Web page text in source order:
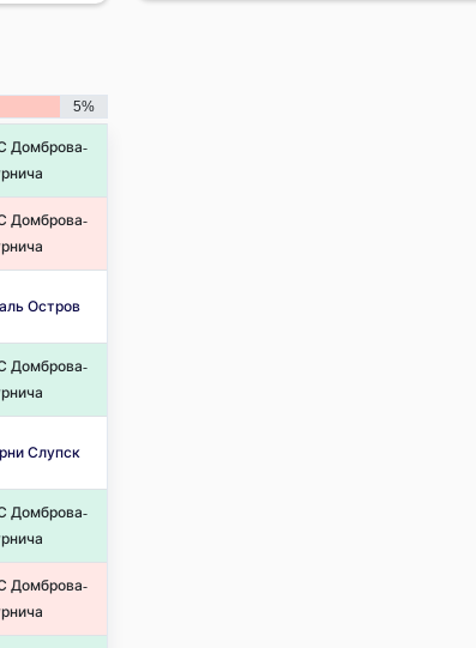
5%
Домброва-
Домброва-
Остров
Домброва-
Слупск
Домброва-
Домброва-